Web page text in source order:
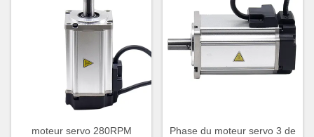
moteur servo 280RPM
Phase du moteur servo 3 de